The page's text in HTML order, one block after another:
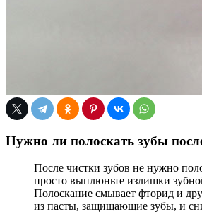
Нужно ли полоскать зубы
После чистки зубов не нужно
просто выплюньте излишки
Полоскание смывает фторид и
из пасты, защищающие зубы, и